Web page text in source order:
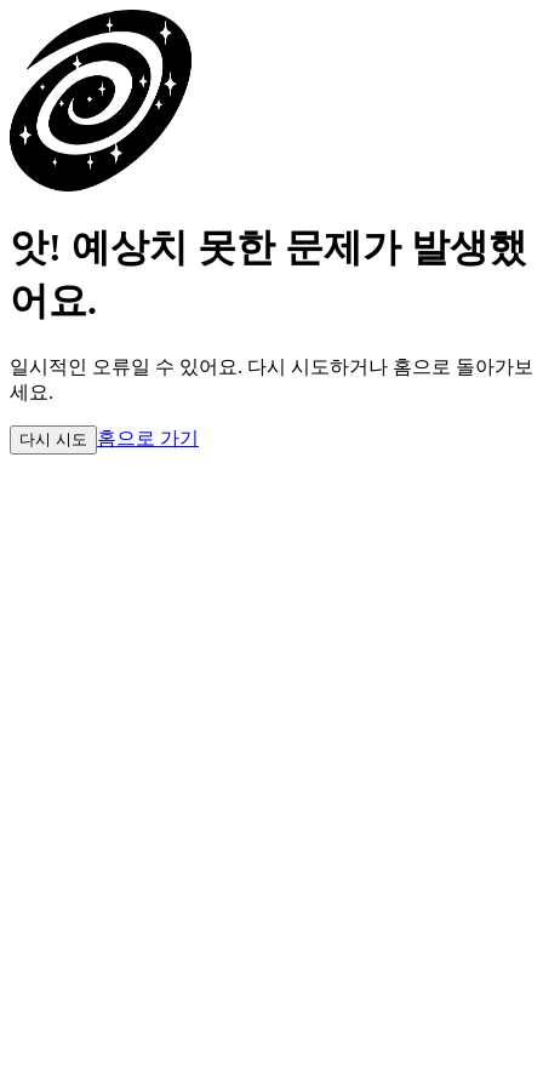
앗! 예상치 못한 문제가 발생했
어요.
일시적인 오류일 수 있어요. 다시 시도하거나 홈으로 돌아가보
세요.
다시 시도 홈으로 가기